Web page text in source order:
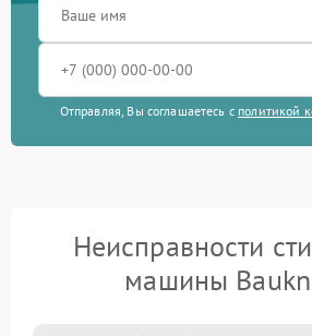
Отправляя, Вы соглашаетесь с политикой
Неисправности
машины